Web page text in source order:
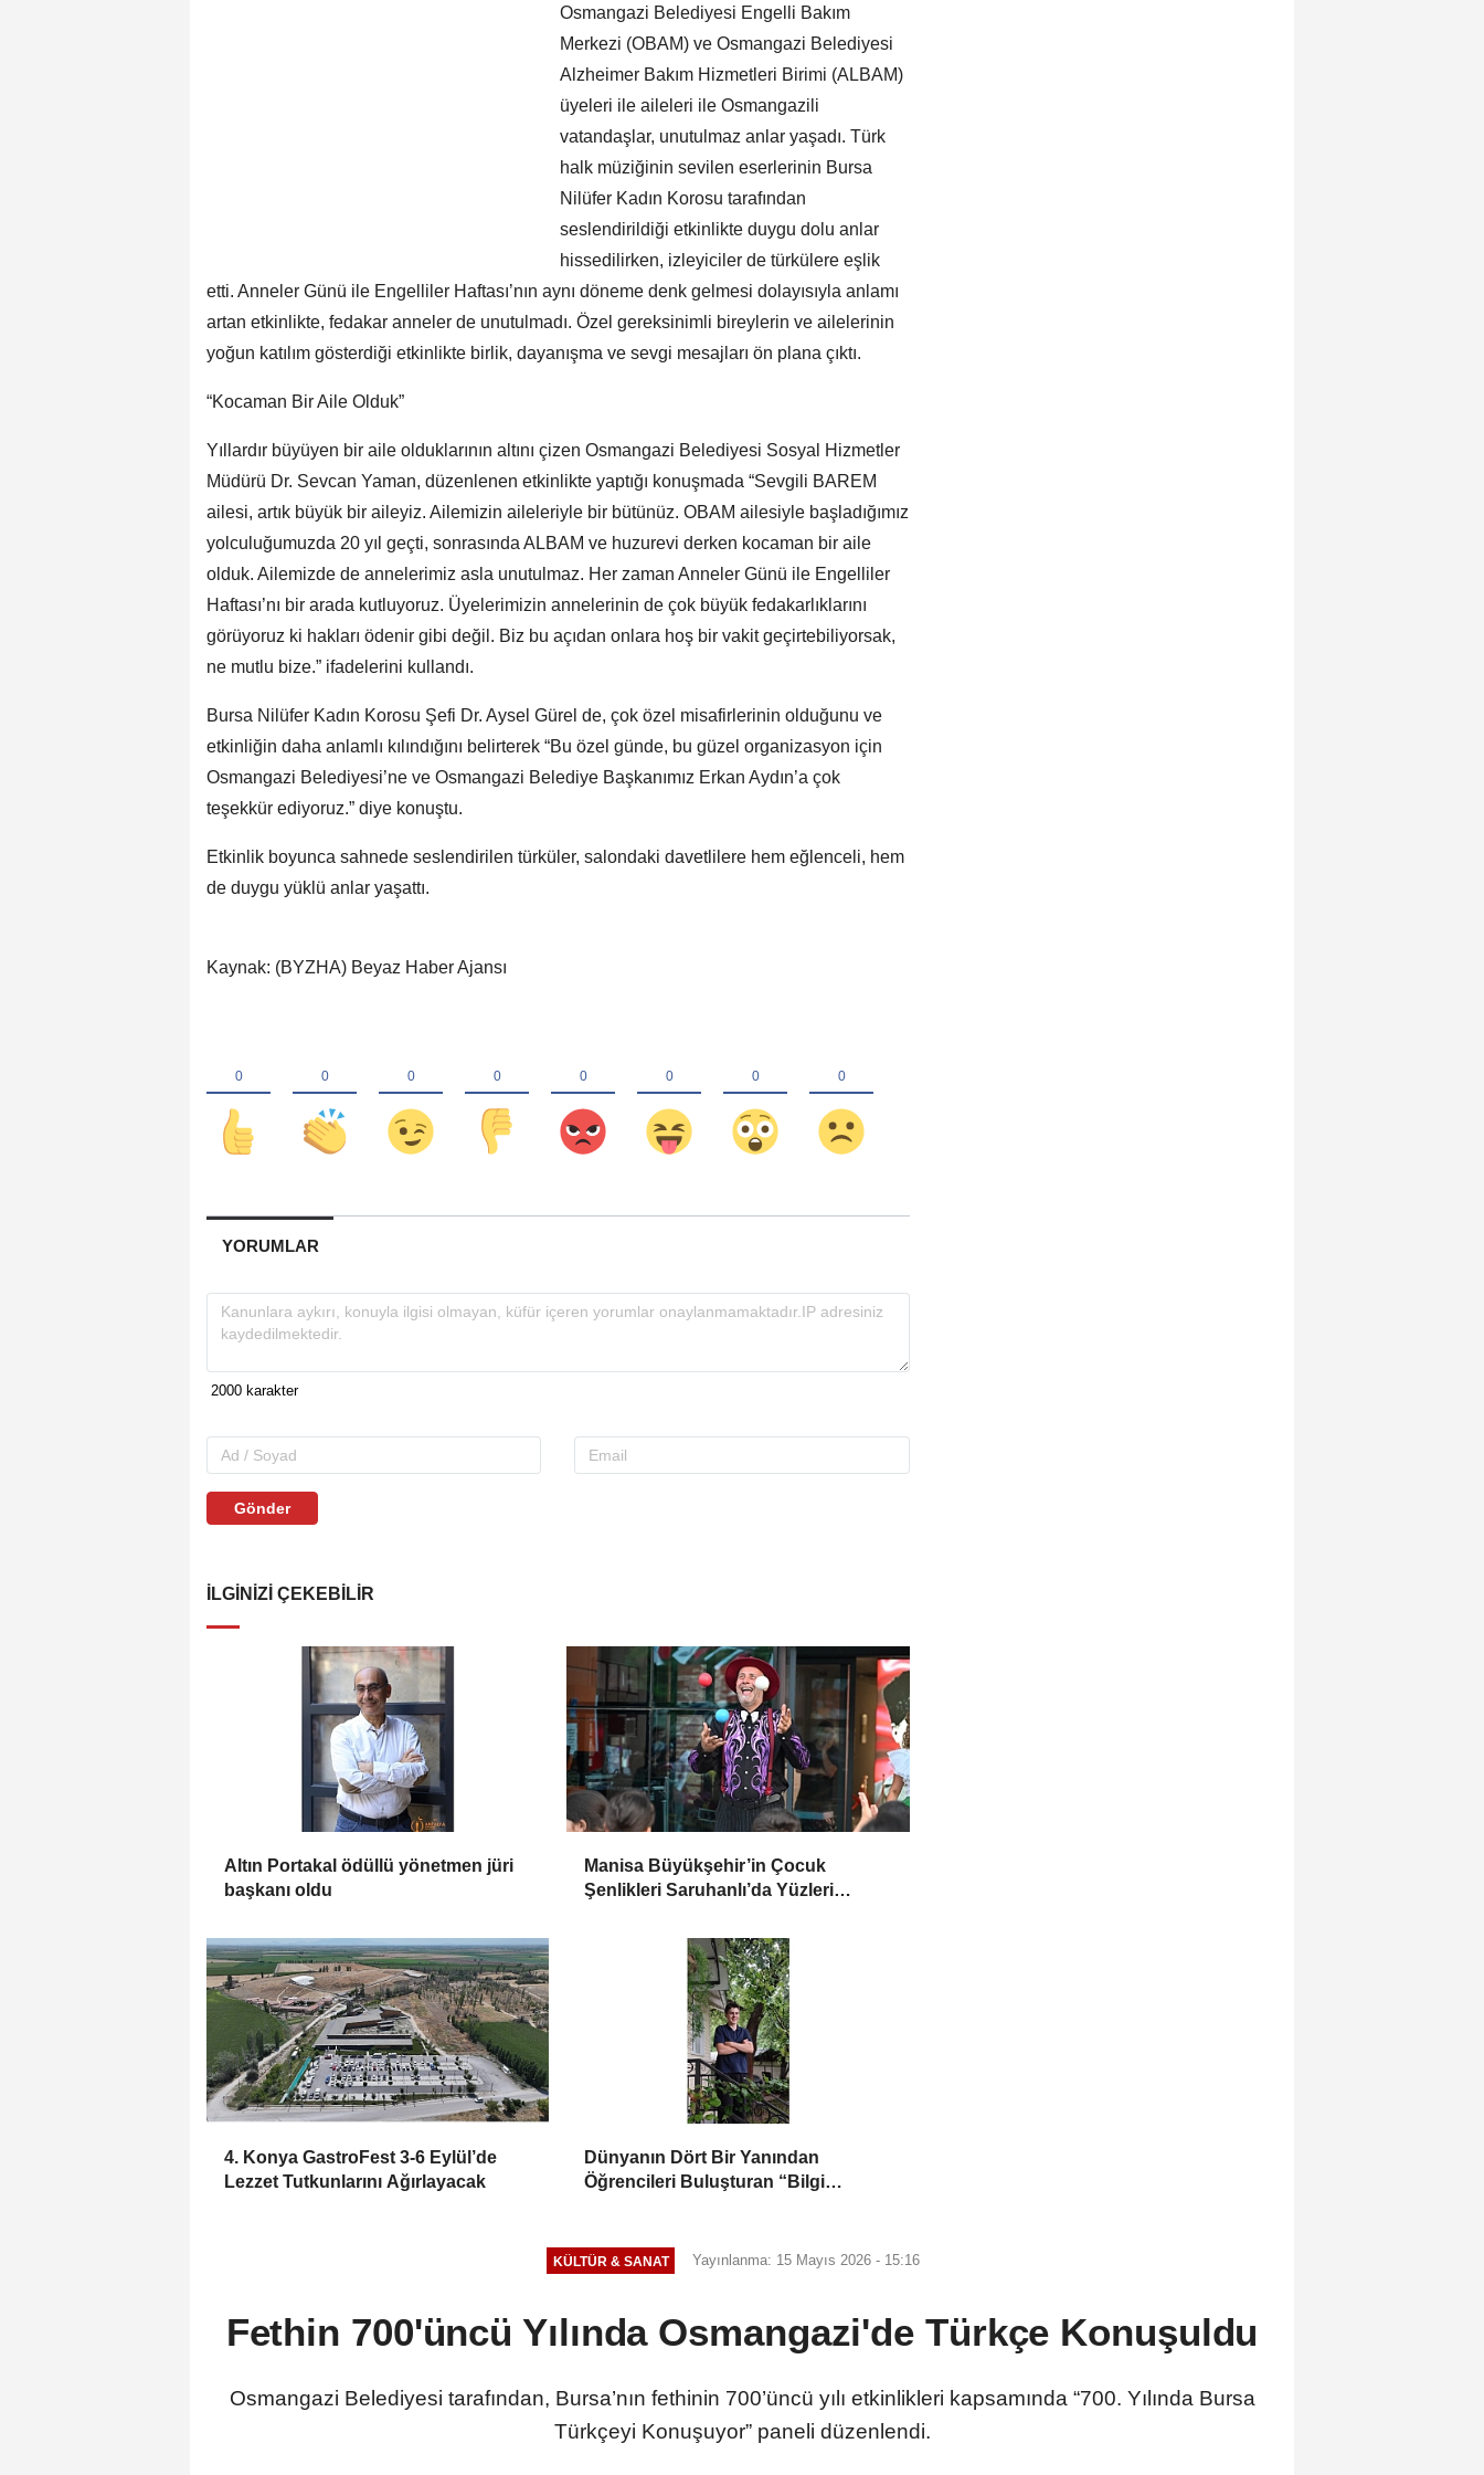
Osmangazi Belediyesi Engelli Bakım
Merkezi (OBAM) ve Osmangazi Belediyesi
Alzheimer Bakım Hizmetleri Birimi (ALBAM)
üyeleri ile aileleri ile Osmangazili
vatandaşlar, unutulmaz anlar yaşadı. Türk
halk müziğinin sevilen eserlerinin Bursa
Nilüfer Kadın Korosu tarafından
seslendirildiği etkinlikte duygu dolu anlar
hissedilirken, izleyiciler de türkülere eşlik
etti. Anneler Günü ile Engelliler Haftası’nın aynı döneme denk gelmesi dolayısıyla anlamı
artan etkinlikte, fedakar anneler de unutulmadı. Özel gereksinimli bireylerin ve ailelerinin
yoğun katılım gösterdiği etkinlikte birlik, dayanışma ve sevgi mesajları ön plana çıktı.
“Kocaman Bir Aile Olduk”
Yıllardır büyüyen bir aile olduklarının altını çizen Osmangazi Belediyesi Sosyal Hizmetler
Müdürü Dr. Sevcan Yaman, düzenlenen etkinlikte yaptığı konuşmada “Sevgili BAREM
ailesi, artık büyük bir aileyiz. Ailemizin aileleriyle bir bütünüz. OBAM ailesiyle başladığımız
yolculuğumuzda 20 yıl geçti, sonrasında ALBAM ve huzurevi derken kocaman bir aile
olduk. Ailemizde de annelerimiz asla unutulmaz. Her zaman Anneler Günü ile Engelliler
Haftası’nı bir arada kutluyoruz. Üyelerimizin annelerinin de çok büyük fedakarlıklarını
görüyoruz ki hakları ödenir gibi değil. Biz bu açıdan onlara hoş bir vakit geçirtebiliyorsak,
ne mutlu bize.” ifadelerini kullandı.
Bursa Nilüfer Kadın Korosu Şefi Dr. Aysel Gürel de, çok özel misafirlerinin olduğunu ve
etkinliğin daha anlamlı kılındığını belirterek “Bu özel günde, bu güzel organizasyon için
Osmangazi Belediyesi’ne ve Osmangazi Belediye Başkanımız Erkan Aydın’a çok
teşekkür ediyoruz.” diye konuştu.
Etkinlik boyunca sahnede seslendirilen türküler, salondaki davetlilere hem eğlenceli, hem
de duygu yüklü anlar yaşattı.
Kaynak: (BYZHA) Beyaz Haber Ajansı
YORUMLAR
Gönder
İLGINIZI ÇEKEBILIR
Altın Portakal ödüllü yönetmen jüri
başkanı oldu
Manisa Büyükşehir’in Çocuk
Şenlikleri Saruhanlı’da Yüzleri
4. Konya GastroFest 3-6 Eylül’de
Lezzet Tutkunlarını Ağırlayacak
Dünyanın Dört Bir Yanından
Öğrencileri Buluşturan “Bilgi
KÜLTÜR & SANAT Yayınlanma: 15 Mayıs 2026 - 15:16
Fethin 700'üncü Yılında Osmangazi'de Türkçe Konuşuldu
Osmangazi Belediyesi tarafından, Bursa’nın fethinin 700’üncü yılı etkinlikleri kapsamında “700. Yılında Bursa
Türkçeyi Konuşuyor” paneli düzenlendi.